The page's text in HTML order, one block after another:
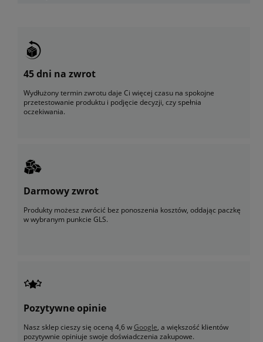
45 dni na zwrot
Wydłużony termin zwrotu daje Ci więcej czasu na spokojne
przetestowanie produktu i podjęcie decyzji, czy spełnia
oczekiwania.
Darmowy zwrot
Produkty możesz zwrócić bez ponoszenia kosztów, oddając paczkę
w wybranym punkcie GLS.
Pozytywne opinie
Nasz sklep cieszy się oceną 4,6 wGoogle, a większość klientów
pozytywnie opiniuje swoje doświadczenia zakupowe.